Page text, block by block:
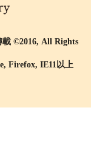
載 ©2016, All Rights
Firefox, IE11以上